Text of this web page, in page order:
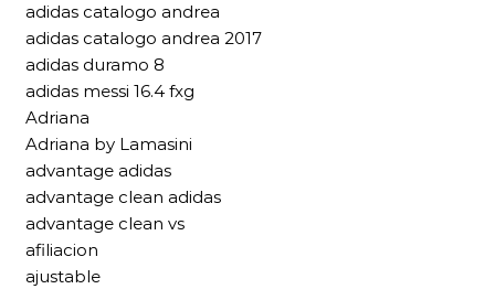
adidas catalogo andrea
adidas catalogo andrea 2017
adidas duramo 8
adidas messi 16.4 fxg
Adriana
Adriana by Lamasini
advantage adidas
advantage clean adidas
advantage clean vs
afiliacion
ajustable